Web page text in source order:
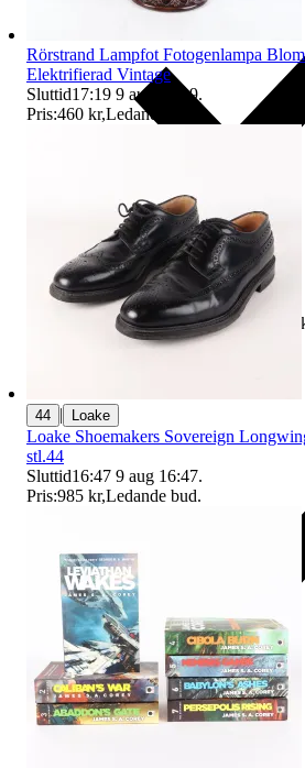
Ersättning om varan inte är som
Rörstrand Lampfot Fotogenlampa
Elektrifierad Vintage
Sluttid17:19 9 aug 17:19.
Pris:460 kr,Ledande bud
44 | Loake
Loake Shoemakers Sovereign
stl.44
Sluttid16:47 9 aug 16:47.
Pris:985 kr,Ledande bud.